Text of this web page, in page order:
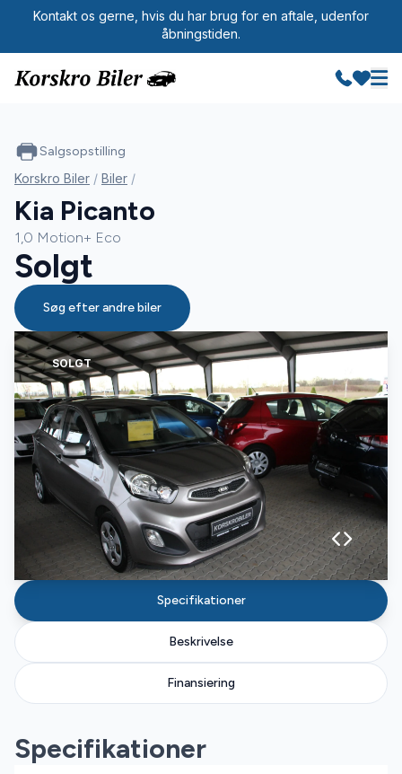
Kontakt os gerne, hvis du har brug for en aftale, udenfor
åbningstiden.
SOLGT
Specifikationer
Beskrivelse
Finansiering
Specifikationer
Salgsopstilling
Korskro Biler / Biler /
Kia Picanto
1,0 Motion+ Eco
Solgt
Søg efter andre biler